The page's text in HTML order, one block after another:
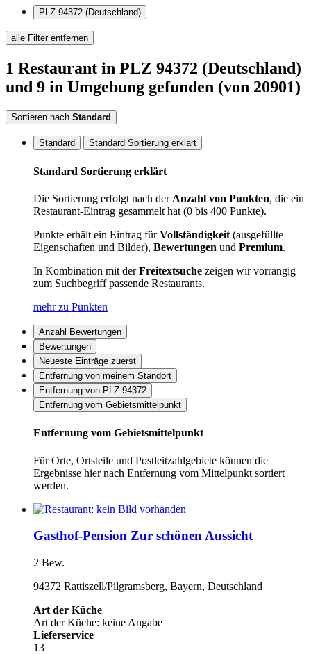
PLZ 94372 (Deutschland)
alle Filter entfernen
1 Restaurant in PLZ 94372 (Deutschland)
und 9 in Umgebung gefunden (von 20901)
Sortieren nach Standard
Standard Standard Sortierung erklärt
Standard Sortierung erklärt
Die Sortierung erfolgt nach der Anzahl von Punkten, die ein
Restaurant-Eintrag gesammelt hat (0 bis 400 Punkte).
Punkte erhält ein Eintrag fürVollständigkeit (ausgefüllte
Eigenschaften und Bilder), Bewertungen und Premium.
In Kombination mit derFreitextsuche zeigen wir vorrangig
zum Suchbegriff passende Restaurants.
mehr zu Punkten
Anzahl Bewertungen
Bewertungen
Neueste Einträge zuerst
Entfernung von meinem Standort
Entfernung von PLZ 94372
Entfernung vom Gebietsmittelpunkt
Entfernung vom Gebietsmittelpunkt
Für Orte, Ortsteile und Postleitzahlgebiete können die
Ergebnisse hier nach Entfernung vom Mittelpunkt sortiert
werden.
Gasthof-Pension Zur schönen Aussicht
2 Bew.
94372 Rattiszell/Pilgramsberg, Bayern, Deutschland
Art der Küche
Art der Küche: keine Angabe
Lieferservice
13